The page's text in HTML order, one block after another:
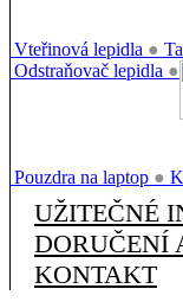
Vteřinová lepidla ●
Odstraňovač lepidla ●
Pouzdra na laptop ●
UŽITEČNÉ
DORUČENÍ
KONTAKT